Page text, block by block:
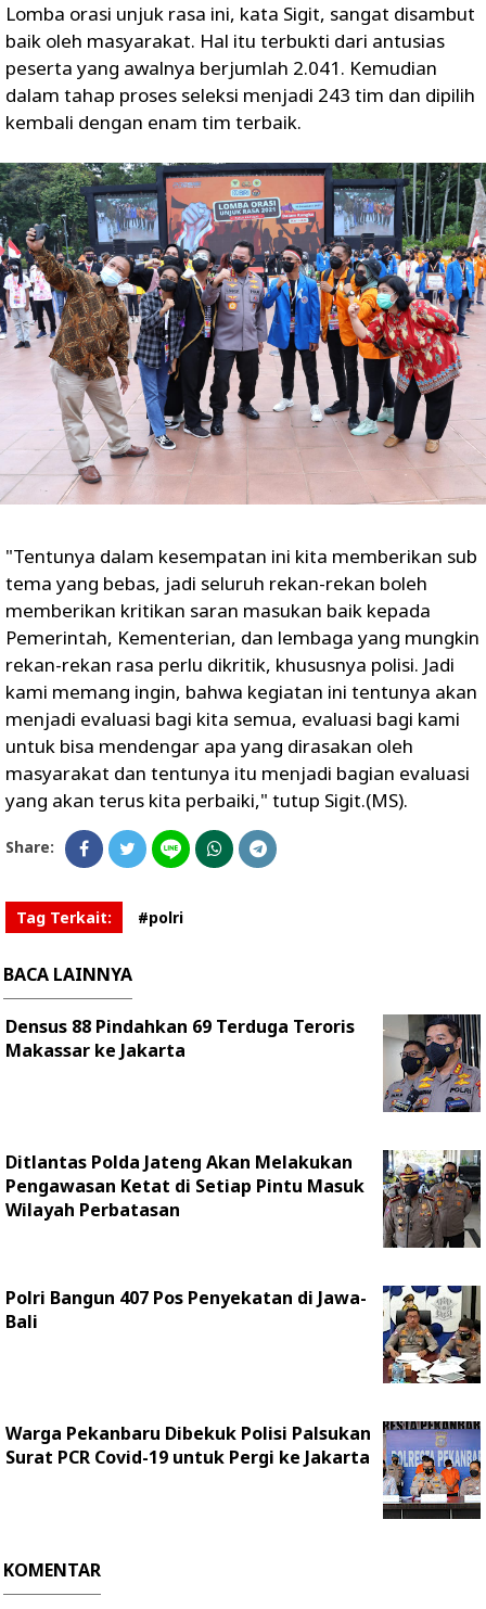
Lomba orasi unjuk rasa ini, kata Sigit, sangat disambut
baik oleh masyarakat. Hal itu terbukti dari antusias
peserta yang awalnya berjumlah 2.041. Kemudian
dalam tahap proses seleksi menjadi 243 tim dan dipilih
kembali dengan enam tim terbaik.
"Tentunya dalam kesempatan ini kita memberikan sub
tema yang bebas, jadi seluruh rekan-rekan boleh
memberikan kritikan saran masukan baik kepada
Pemerintah, Kementerian, dan lembaga yang mungkin
rekan-rekan rasa perlu dikritik, khususnya polisi. Jadi
kami memang ingin, bahwa kegiatan ini tentunya akan
menjadi evaluasi bagi kita semua, evaluasi bagi kami
untuk bisa mendengar apa yang dirasakan oleh
masyarakat dan tentunya itu menjadi bagian evaluasi
yang akan terus kita perbaiki," tutup Sigit.(MS).
Share:
Tag Terkait: #polri
BACA LAINNYA
Densus 88 Pindahkan 69 Terduga Teroris
Makassar ke Jakarta
Ditlantas Polda Jateng Akan Melakukan
Pengawasan Ketat di Setiap Pintu Masuk
Wilayah Perbatasan
Polri Bangun 407 Pos Penyekatan di Jawa-
Bali
Warga Pekanbaru Dibekuk Polisi Palsukan
Surat PCR Covid-19 untuk Pergi ke Jakarta
KOMENTAR